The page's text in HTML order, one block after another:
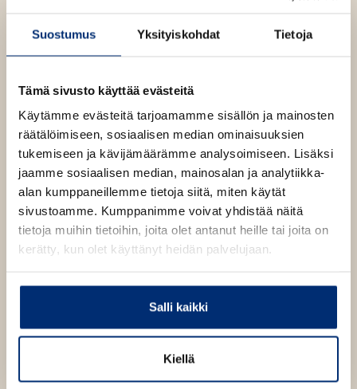
Suostumus Yksityiskohdat Tietoja
Tämä sivusto käyttää evästeitä
Käytämme evästeitä tarjoamamme sisällön ja mainosten
räätälöimiseen, sosiaalisen median ominaisuuksien
tukemiseen ja kävijämäärämme analysoimiseen. Lisäksi
jaamme sosiaalisen median, mainosalan ja analytiikka-
alan kumppaneillemme tietoja siitä, miten käytät
sivustoamme. Kumppanimme voivat yhdistää näitä
tietoja muihin tietoihin, joita olet antanut heille tai joita on
kerätty, kun olet käyttänyt heidän palvelujaan.
Salli kaikki
Kiellä
u
e
n
v
ä
l
i
l
e
h
n
a
u
t
e
e
n
v
ä
l
i
l
h
e
rakastumisen keväiseen ihmemaailmaan, jossa kaikki
Lue lisää tekijästä
W
i
l
i
a
m
S
h
a
s
a
r